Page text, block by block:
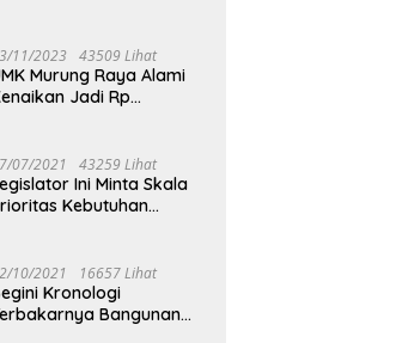
11/2023 43509 Lihat
Murung Raya Alami
Jadi Rp
07/2021 43259 Lihat
Ini Minta Skala
Kebutuhan
10/2021 16657 Lihat
Kronologi
Bangunan